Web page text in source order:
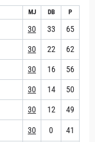
MJ DB P
30 33 65
30 22 62
30 16 56
30 14 50
30 12 49
30 0 41